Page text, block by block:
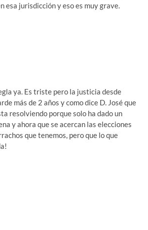
esa jurisdicción y eso es muy grave.
ya. Es triste pero la justicia desde
más de 2 años y como dice D. José que
resolviendo porque solo ha dado un
y ahora que se acercan las elecciones
que tenemos, pero que lo que